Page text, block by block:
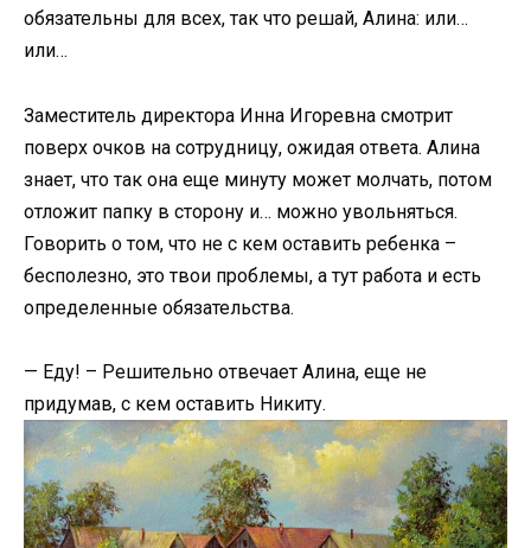
обязательны для всех, так что решай, Алина: или…
или…
Заместитель директора Инна Игоревна смотрит
поверх очков на сотрудницу, ожидая ответа. Алина
знает, что так она еще минуту может молчать, потом
отложит папку в сторону и… можно увольняться.
Говорить о том, что не с кем оставить ребенка –
бесполезно, это твои проблемы, а тут работа и есть
определенные обязательства.
— Еду! – Решительно отвечает Алина, еще не
придумав, с кем оставить Никиту.